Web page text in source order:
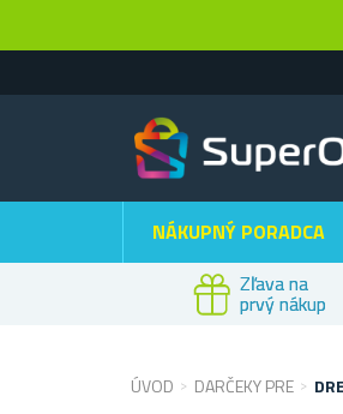
NÁKUPNÝ PORADCA
Zľava na
prvý nákup
ÚVOD DARČEKY PRE